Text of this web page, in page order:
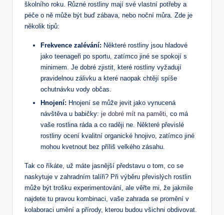
školního roku. Různé rostliny mají své vlastní potřeby a
péče o ně může být buď zábava, nebo noční můra. Zde je
několik tipů:
Frekvence zalévání: Některé rostliny jsou hladové
jako teenageři po sportu, zatímco jiné se spokojí s
minimem. Je dobré zjistit, které rostliny vyžadují
pravidelnou zálivku a které naopak chtějí spíše
ochutnávku vody občas.
Hnojení: Hnojení se může jevit jako vynucená
návštěva u babičky: je dobré mít na paměti, co má
vaše rostlina ráda a co raději ne. Některé převislé
rostliny ocení kvalitní organické hnojivo, zatímco jiné
mohou kvetnout bez příliš velkého zásahu.
Tak co říkáte, už máte jasnější představu o tom, co se
naskytuje v zahradním talíři? Při výběru převislých rostlin
může být trošku experimentování, ale věřte mi, že jakmile
najdete tu pravou kombinaci, vaše zahrada se promění v
kolaboraci umění a přírody, kterou budou všichni obdivovat.